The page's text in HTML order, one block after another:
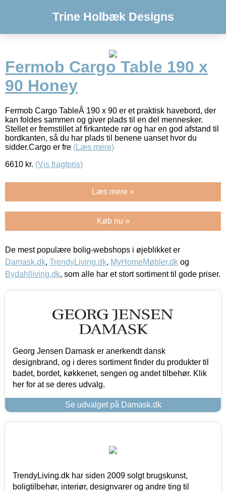
Trine Holbæk Designs
Fermob Cargo Table 190 x
90 Honey
Fermob Cargo TableÂ 190 x 90 er et praktisk havebord, der
kan foldes sammen og giver plads til en del mennesker.
Stellet er fremstillet af firkantede rør og har en god afstand til
bordkanten, så du har plads til benene uanset hvor du
sidder.Cargo er fre (Læs mere)
6610 kr. (Vis fragtpris)
Læs mere »
Køb nu »
De mest populære bolig-webshops i øjeblikket er
Damask.dk, TrendyLiving.dk, MyHomeMøbler.dk og
Bydahlliving.dk, som alle har et stort sortiment til gode priser.
Georg Jensen Damask er anerkendt dansk
designbrand, og i deres sortiment finder du produkter til
badet, bordet, køkkenet, sengen og andet tilbehør. Klik
her for at se deres udvalg.
Se udvalget på Damask.dk
TrendyLiving.dk har siden 2009 solgt brugskunst,
boligtilbehør, interiør, designvarer og andre ting til